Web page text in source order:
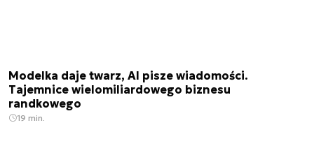
Modelka daje twarz, AI pisze wiadomości.
Tajemnice wielomiliardowego biznesu
randkowego
19 min.